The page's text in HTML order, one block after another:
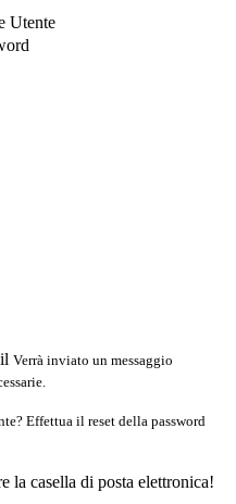
Utente
Verrà inviato un messaggio
Effettua il reset della password
la casella di posta elettronica!